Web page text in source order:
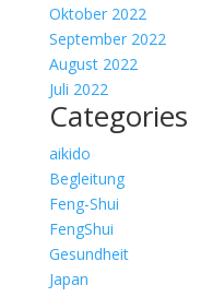
Oktober 2022
September 2022
August 2022
Juli 2022
Categories
aikido
Begleitung
Feng-Shui
FengShui
Gesundheit
Japan